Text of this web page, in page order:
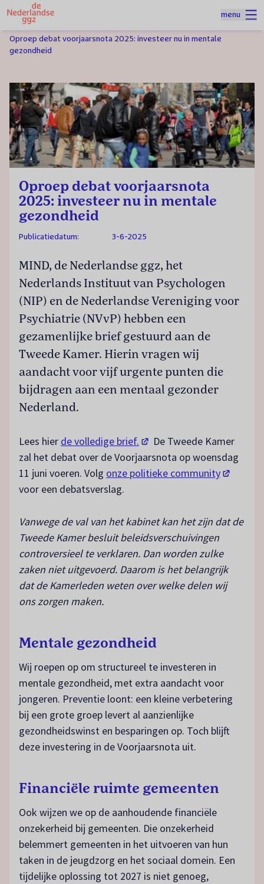
Spring naar hoofdinhoud
menu
Homepage
Oproep debat voorjaarsnota 2025: investeer nu in mentale
gezondheid
Oproep debat voorjaarsnota
2025: investeer nu in mentale
gezondheid
Publicatiedatum: 3-6-2025
MIND, de Nederlandse ggz, het
Nederlands Instituut van Psychologen
(NIP) en de Nederlandse Vereniging voor
Psychiatrie (NVvP) hebben een
gezamenlijke brief gestuurd aan de
Tweede Kamer. Hierin vragen wij
aandacht voor vijf urgente punten die
bijdragen aan een mentaal gezonder
Nederland.
Lees hier de volledige brief. (opent in een nieuw tabblad)
De Tweede Kamer
zal het debat over de Voorjaarsnota op woensdag
11 juni voeren. Volg onze politieke community(opent in
voor een debatsverslag.
Vanwege de val van het kabinet kan het zijn dat de
Tweede Kamer besluit beleidsverschuivingen
controversieel te verklaren. Dan worden zulke
zaken niet uitgevoerd. Daarom is het belangrijk
dat de Kamerleden weten over welke delen wij
ons zorgen maken.
Mentale gezondheid
Wij roepen op om structureel te investeren in
mentale gezondheid, met extra aandacht voor
jongeren. Preventie loont: een kleine verbetering
bij een grote groep levert al aanzienlijke
gezondheidswinst en besparingen op. Toch blijft
deze investering in de Voorjaarsnota uit.
Financiële ruimte gemeenten
Ook wijzen we op de aanhoudende financiële
onzekerheid bij gemeenten. Die onzekerheid
belemmert gemeenten in het uitvoeren van hun
taken in de jeugdzorg en het sociaal domein. Een
tijdelijke oplossing tot 2027 is niet genoeg,